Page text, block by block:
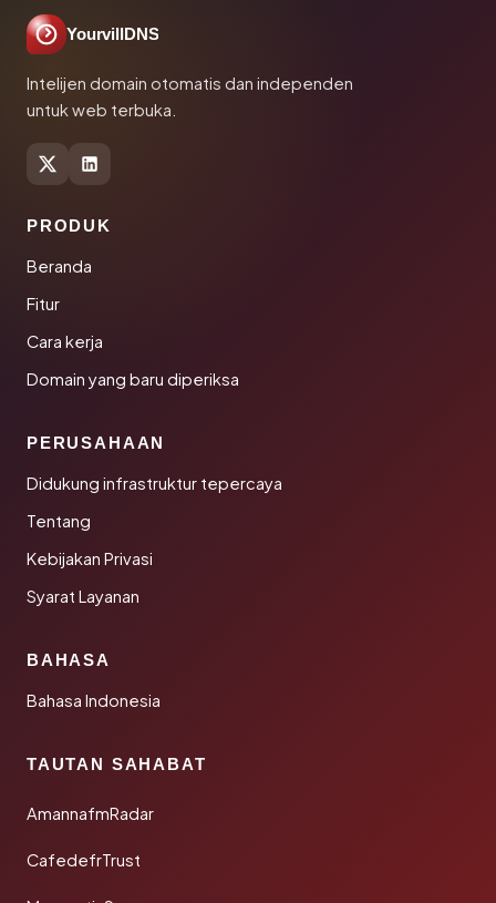
YourvillDNS
Intelijen domain otomatis dan independen
untuk web terbuka.
PRODUK
Beranda
Fitur
Cara kerja
Domain yang baru diperiksa
PERUSAHAAN
Didukung infrastruktur tepercaya
Tentang
Kebijakan Privasi
Syarat Layanan
BAHASA
Bahasa Indonesia
TAUTAN SAHABAT
AmannafmRadar
CafedefrTrust